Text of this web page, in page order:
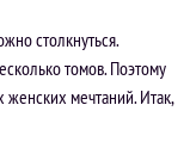
столкнуться.
томов. Поэтому
мечтаний. Итак,